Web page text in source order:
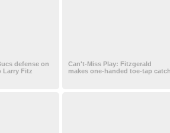
defense on
Larry Fitz
Can't-Miss Play: Fitzgerald
makes one-handed toe-tap